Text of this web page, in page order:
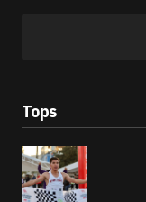
Tops